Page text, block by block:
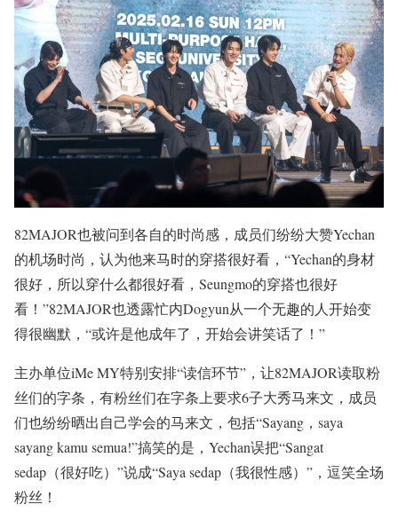
82MAJOR也被问到各自的时尚感，成员们纷纷大赞Yechan
的机场时尚，认为他来马时的穿搭很好看，“Yechan的身材
很好，所以穿什么都很好看，Seungmo的穿搭也很好
看！”82MAJOR也透露忙内Dogyun从一个无趣的人开始变
得很幽默，“或许是他成年了，开始会讲笑话了！”
主办单位iMe MY特别安排“读信环节”，让82MAJOR读取粉
丝们的字条，有粉丝们在字条上要求6子大秀马来文，成员
们也纷纷晒出自己学会的马来文，包括“Sayang，saya
sayang kamu semua!”搞笑的是，Yechan误把“Sangat
sedap（很好吃）”说成“Saya sedap（我很性感）”，逗笑全场
粉丝！